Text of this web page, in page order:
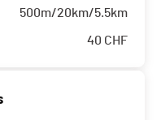
500m/20km/5.5km
40 CHF